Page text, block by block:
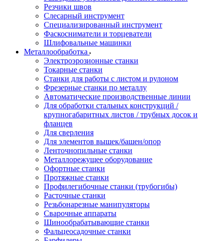
Резчики швов
Слесарный инструмент
Специализированный инструмент
Фаскосниматели и торцеватели
Шлифовальные машинки
Металлообработка
Электроэрозионные станки
Токарные станки
Станки для работы с листом и рулоном
Фрезерные станки по металлу
Автоматические производственные линии
Для обработки стальных конструкций /
крупногабаритных листов / трубных досок и
фланцев
Для сверления
Для элементов вышек/башен/опор
Ленточнопильные станки
Металлорежущее оборудование
Офортные станки
Протяжные станки
Профилегибочные станки (трубогибы)
Расточные станки
Резьбонарезные манипуляторы
Сварочные аппараты
Шинообрабатывающие станки
Фальцеосадочные станки